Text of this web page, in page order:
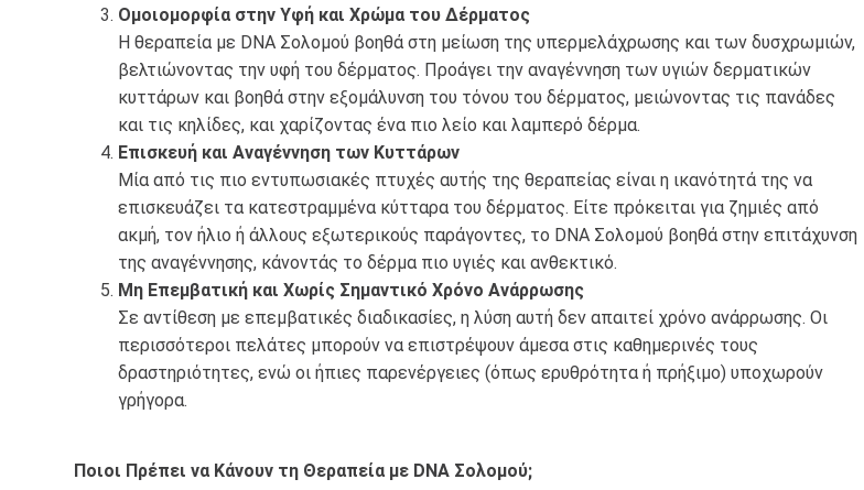
Ομοιομορφία στην Υφή και Χρώμα του Δέρματος
Η θεραπεία με DNA Σολομού βοηθά στη μείωση της υπερμελάχρωσης και των δυσχρωμιών,
βελτιώνοντας την υφή του δέρματος. Προάγει την αναγέννηση των υγιών δερματικών
κυττάρων και βοηθά στην εξομάλυνση του τόνου του δέρματος, μειώνοντας τις πανάδες
και τις κηλίδες, και χαρίζοντας ένα πιο λείο και λαμπερό δέρμα.
Επισκευή και Αναγέννηση των Κυττάρων
Μία από τις πιο εντυπωσιακές πτυχές αυτής της θεραπείας είναι η ικανότητά της να
επισκευάζει τα κατεστραμμένα κύτταρα του δέρματος. Είτε πρόκειται για ζημιές από
ακμή, τον ήλιο ή άλλους εξωτερικούς παράγοντες, το DNA Σολομού βοηθά στην επιτάχυνση
της αναγέννησης, κάνοντάς το δέρμα πιο υγιές και ανθεκτικό.
Μη Επεμβατική και Χωρίς Σημαντικό Χρόνο Ανάρρωσης
Σε αντίθεση με επεμβατικές διαδικασίες, η λύση αυτή δεν απαιτεί χρόνο ανάρρωσης. Οι
περισσότεροι πελάτες μπορούν να επιστρέψουν άμεσα στις καθημερινές τους
δραστηριότητες, ενώ οι ήπιες παρενέργειες (όπως ερυθρότητα ή πρήξιμο) υποχωρούν
γρήγορα.
Ποιοι Πρέπει να Κάνουν τη Θεραπεία με DNA Σολομού;